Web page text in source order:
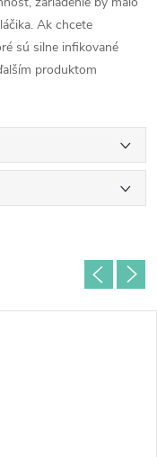
Ak chcete
sú silne infikované
produktom